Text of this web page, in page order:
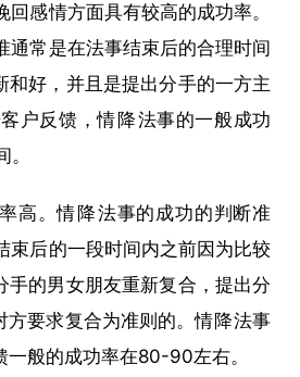
回感情方面具有较高的成功率。
通常是在法事结束后的合理时间
和好，并且是提出分手的一方主
户反馈，情降法事的一般成功
高。情降法事的成功的判断准
束后的一段时间内之前因为比较
手的男女朋友重新复合，提出分
方要求复合为准则的。情降法事
一般的成功率在80-90左右。